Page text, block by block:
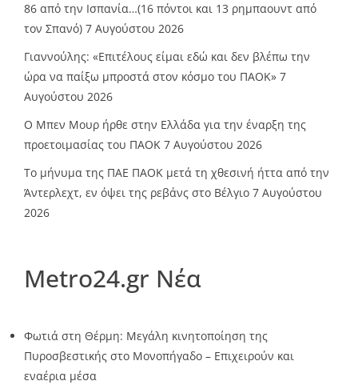
86 από την Ισπανία…(16 πόντοι και 13 ρημπαουντ από
τον Σπανό) 7 Αυγούστου 2026
Γιαννούλης: «Επιτέλους είμαι εδώ και δεν βλέπω την
ώρα να παίξω μπροστά στον κόσμο του ΠΑΟΚ» 7
Αυγούστου 2026
O Mπεν Μουρ ήρθε στην Ελλάδα για την έναρξη της
προετοιμασίας του ΠΑΟΚ 7 Αυγούστου 2026
Το μήνυμα της ΠΑΕ ΠΑΟΚ μετά τη χθεσινή ήττα από την
Άντερλεχτ, εν όψει της ρεβάνς στο Βέλγιο 7 Αυγούστου
2026
Metro24.gr Νέα
Φωτιά στη Θέρμη: Μεγάλη κινητοποίηση της
Πυροσβεστικής στο Μονοπήγαδο – Επιχειρούν και
εναέρια μέσα